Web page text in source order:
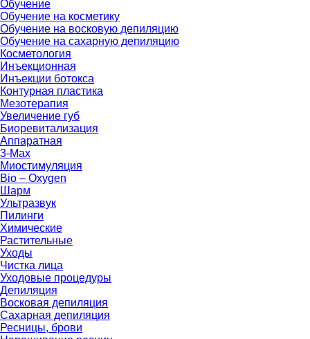
Обучение
Обучение на косметику
Обучение на восковую депиляцию
Обучение на сахарную депиляцию
Косметология
Инъекционная
Инъекции ботокса
Контурная пластика
Мезотерапия
Увеличение губ
Биоревитализация
Аппаратная
3-Max
Миостимуляция
Bio – Oxygen
Шарм
Ультразвук
Пилинги
Химические
Растительные
Уходы
Чистка лица
Уходовые процедуры
Депиляция
Восковая депиляция
Сахарная депиляция
Ресницы, брови